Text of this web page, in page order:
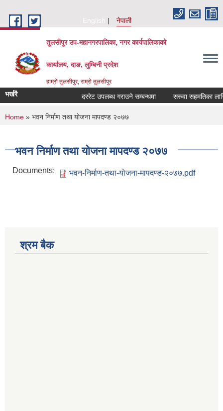
English
नेपाली
तुलसीपुर उप-महानगरपालिका, नगर कार्यपालिकाको
कार्यालय, दाङ, लुम्बिनी प्रदेश
हाम्रो तुलसीपुर, राम्रो तुलसीपुर
भर्खरै दररेट उपलब्ध गराउने सम्बन्धमा सरुवा सहमतिका लागि
You are here
Home » भवन निर्माण तथा याेजना मापदण्ड २०७७
भवन निर्माण तथा याेजना मापदण्ड २०७७
Documents: भवन-निर्माण-तथा-योजना-मापदण्ड-२०७७.pdf
श्रम बैक